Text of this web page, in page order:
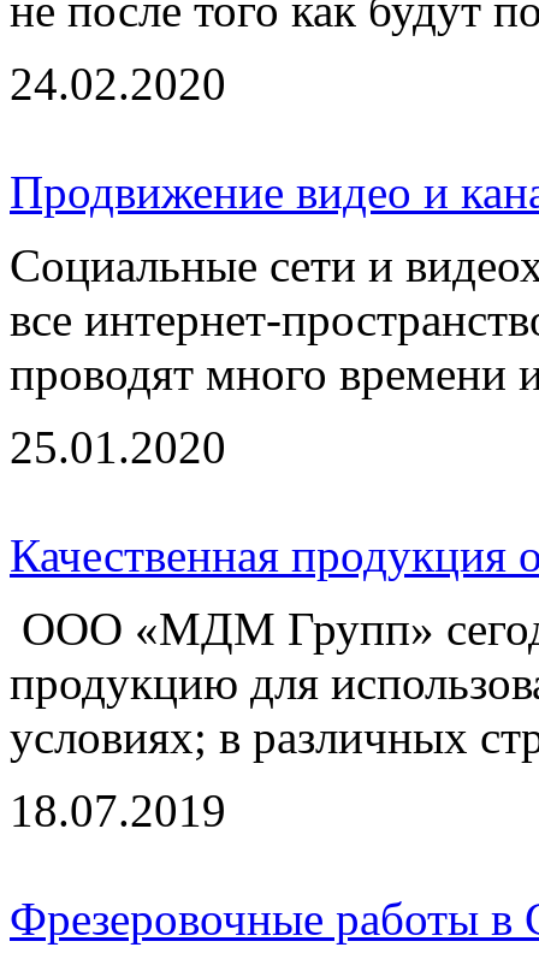
не после того как будут
24.02.2020
Продвижение видео и
Социальные сети и
все интернет-
проводят много времени
25.01.2020
Качественная
ООО «МДМ Групп»
продукцию для
условиях; в различных
18.07.2019
Фрезеровочные работы в